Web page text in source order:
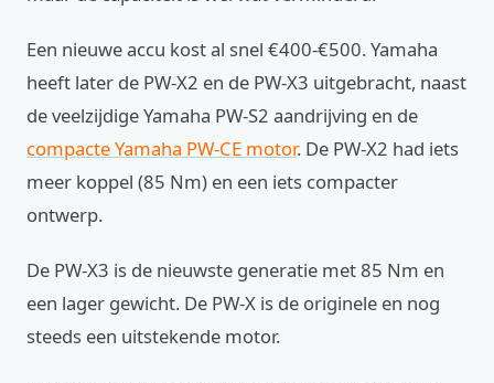
Een nieuwe accu kost al snel €400-€500. Yamaha
heeft later de PW-X2 en de PW-X3 uitgebracht, naast
de veelzijdige Yamaha PW-S2 aandrijving en de
compacte Yamaha PW-CE motor. De PW-X2 had iets
meer koppel (85 Nm) en een iets compacter
ontwerp.
De PW-X3 is de nieuwste generatie met 85 Nm en
een lager gewicht. De PW-X is de originele en nog
steeds een uitstekende motor.